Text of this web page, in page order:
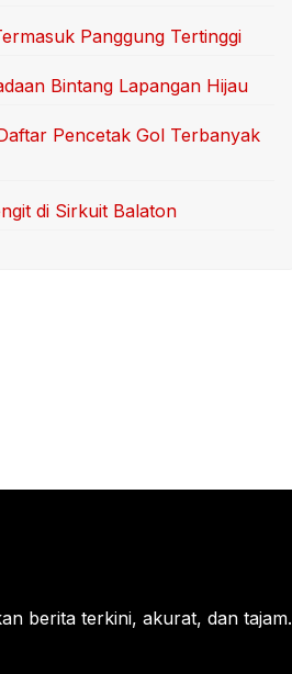
Panggung Tertinggi
Bintang Lapangan Hijau
Pencetak Gol Terbanyak
di Sirkuit Balaton
berita terkini, akurat, dan tajam.